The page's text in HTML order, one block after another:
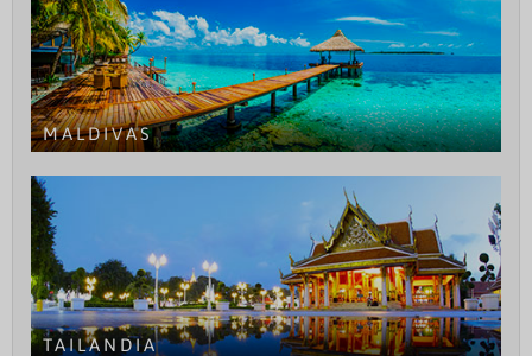
MALDIVAS
TAILANDIA